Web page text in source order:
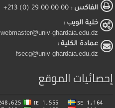
الفاكس : 00 00 00 29 (0) 213+
خلية الويب :
webmaster@univ-ghardaia.edu.dz
عمادة الكلية :
fsecg@univ-ghardaia.edu.dz
إحصائيات الموقع